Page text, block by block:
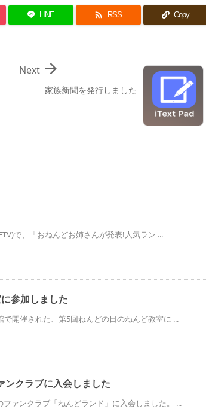
LINE  RSS Copy
家族新聞を発行しました

Next
で、「おねんどお姉さんが発表!人気ラン ...
参加しました
開催された、第5回ねんどの日のねんど教室に ...
ンクラブに入会しました
ァンクラブ「ねんどランド」に入会しました。 ...